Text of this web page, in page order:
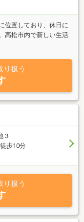
位置しており、休日に
高松市内で新しい生活
い。一人暮らしのお部
きます！まずは皆様の
スタッフがあなたにピ
も営業しておりますの
り扱う
３
歩10分
り扱う